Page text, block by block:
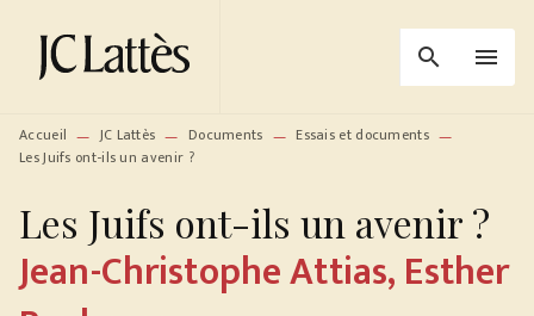
MENU RECHERCHE
PIED DE PAGE
search menu
Accueil — JC Lattès — Documents — Essais et documents —
Les Juifs ont-ils un avenir ?
Les Juifs ont-ils un avenir ?
Jean-Christophe Attias,Esther